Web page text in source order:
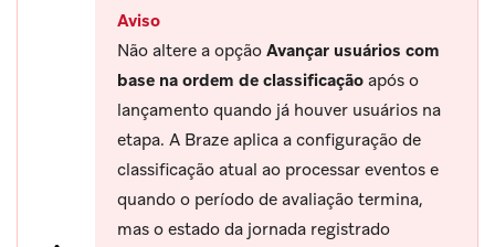
Aviso
Não altere a opção Avançar usuários com
base na ordem de classificação após o
lançamento quando já houver usuários na
etapa. A Braze aplica a configuração de
classificação atual ao processar eventos e
quando o período de avaliação termina,
mas o estado da jornada registrado